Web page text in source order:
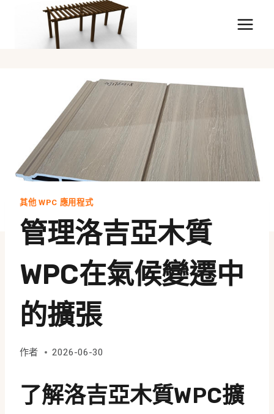
其他 WPC 應用程式
管理洛吉亞木質
WPC在氣候變遷中
的擴張
作者 2026-06-30
了解洛吉亞木質WPC擴